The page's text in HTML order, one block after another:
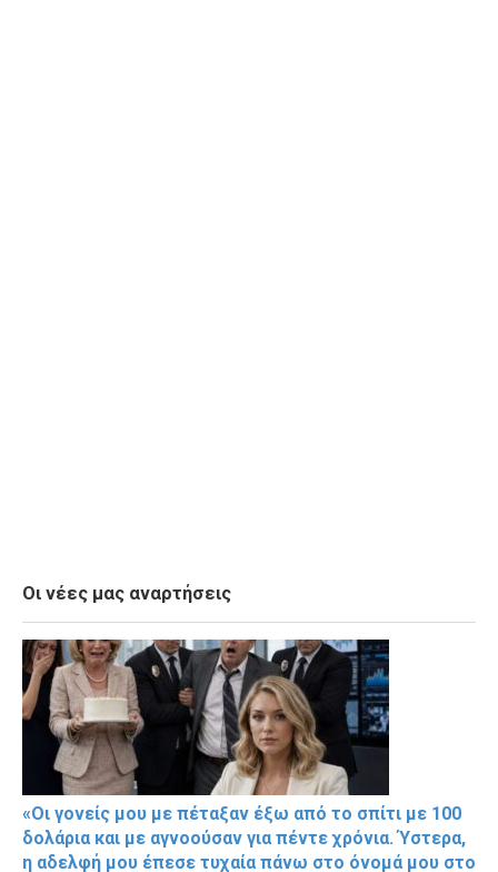
Οι νέες μας αναρτήσεις
«Οι γονείς μου με πέταξαν έξω από το σπίτι με 100
δολάρια και με αγνοούσαν για πέντε χρόνια. Ύστερα,
η αδελφή μου έπεσε τυχαία πάνω στο όνομά μου στο